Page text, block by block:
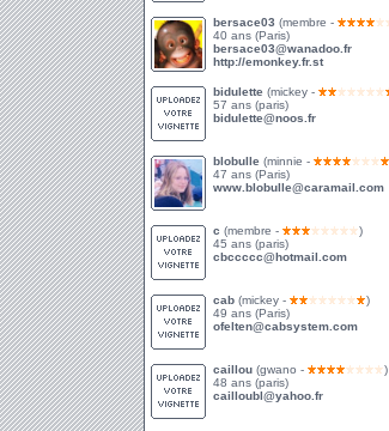
bersace03 (membre -
40 ans (Paris)
bersace03@wanadoo.fr
http://emonkey.fr.st
bidulette (mickey -
57 ans (paris)
bidulette@noos.fr
blobulle (minnie -
47 ans (Paris)
www.blobulle@caramail.com
c (membre -
)
45 ans (paris)
cbccccc@hotmail.com
cab (mickey -
)
49 ans (Paris)
ofelten@cabsystem.com
caillou (gwano -
)
48 ans (paris)
cailloubl@yahoo.fr